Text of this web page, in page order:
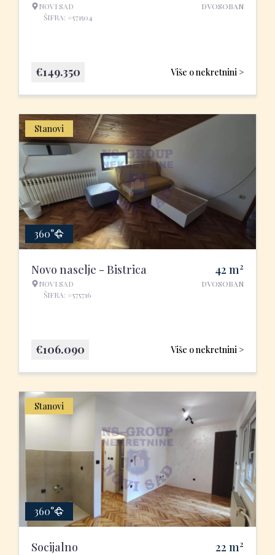
NOVI SAD
ŠIFRA: #571504
DVOSOBAN
Više o nekretnini >
€149.350
Stanovi
360°
Novo naselje - Bistrica
NOVI SAD
ŠIFRA: #575716
42 m2
DVOSOBAN
Više o nekretnini >
€106.090
Stanovi
360°
Socijalno 22 m2